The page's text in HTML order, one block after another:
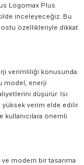
Logomax Plus
inceleyeceğiz. Bu
özellikleriyle dikkat
verimliliği konusunda
model, enerji
düşürür. Isı
verim elde edilir.
önemli
modern bir tasarıma